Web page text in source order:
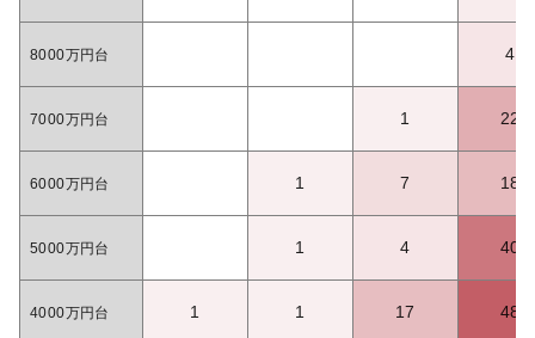
8000万円台 4
7000万円台 1 22
6000万円台 1 7 18
5000万円台 1 4 40
4000万円台 1 1 17 48